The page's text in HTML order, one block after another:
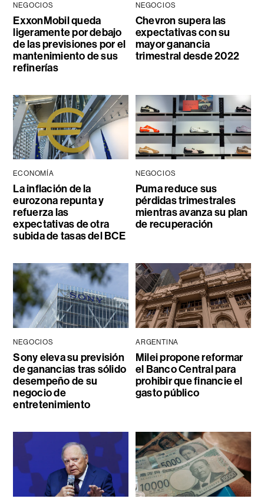
NEGOCIOS
ExxonMobil queda
ligeramente por debajo
de las previsiones por el
mantenimiento de sus
refinerías
NEGOCIOS
Chevron supera las
expectativas con su
mayor ganancia
trimestral desde 2022
ECONOMÍA
La inflación de la
eurozona repunta y
refuerza las
expectativas de otra
subida de tasas del BCE
NEGOCIOS
Puma reduce sus
pérdidas trimestrales
mientras avanza su plan
de recuperación
NEGOCIOS
Sony eleva su previsión
de ganancias tras sólido
desempeño de su
negocio de
entretenimiento
ARGENTINA
Milei propone reformar
el Banco Central para
prohibir que financie el
gasto público